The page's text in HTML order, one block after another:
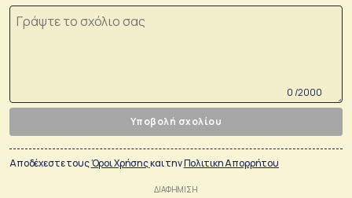
0 /2000
Υποβολή σχολίου
Αποδέχεστε τουςΌροι Χρήσηςκαι τηνΠολιτικη Απορρήτου